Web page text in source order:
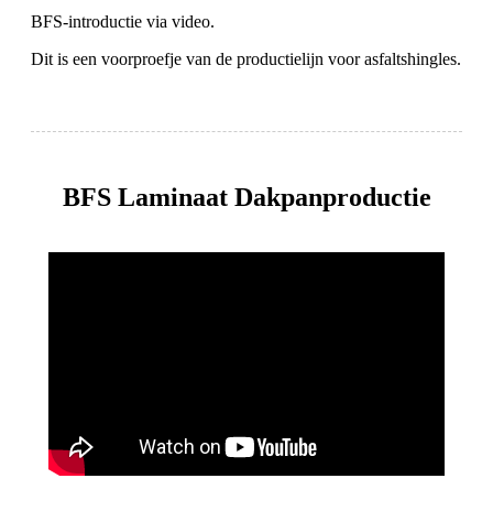
BFS-introductie via video.
Dit is een voorproefje van de productielijn voor asfaltshingles.
BFS Laminaat Dakpanproductie